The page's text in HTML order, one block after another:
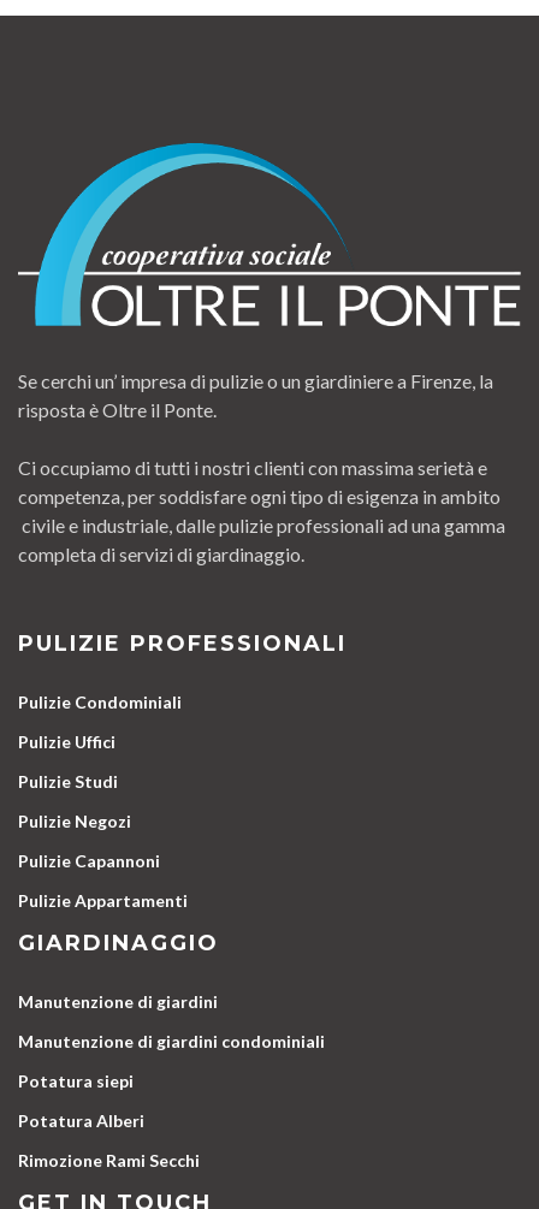
Se cerchi un’ impresa di pulizie o un giardiniere a Firenze, la
risposta è Oltre il Ponte.
Ci occupiamo di tutti i nostri clienti con massima serietà e
competenza, per soddisfare ogni tipo di esigenza in ambito
civile e industriale, dalle pulizie professionali ad una gamma
completa di servizi di giardinaggio.
PULIZIE PROFESSIONALI
Pulizie Condominiali
Pulizie Uffici
Pulizie Studi
Pulizie Negozi
Pulizie Capannoni
Pulizie Appartamenti
GIARDINAGGIO
Manutenzione di giardini
Manutenzione di giardini condominiali
Potatura siepi
Potatura Alberi
Rimozione Rami Secchi
GET IN TOUCH